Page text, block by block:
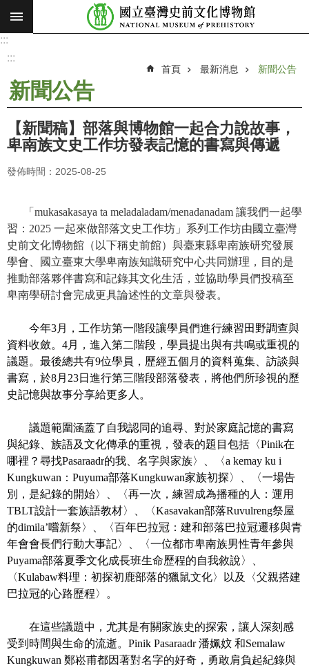
跳到主要內容區塊
搜
願
景
使
命
最
息
參
觀
展
習
探
索
我
們
便
民
服
務
性
別
專
區
:::
:::
首頁 最新消息 新聞公告
新聞公告
【新聞稿】部落與博物館一起合力說故事，
卑南族文史工作坊發表記憶的書寫與傳遞
發佈時間：2025-08-25
「 mukasakasaya ta meladaladam/menadanadam 讓我們一起學
習： 2025 一起來做部落文史工作坊」系列工作坊由國立臺灣
史前文化博物館（以下稱史前館）與臺東縣卑南族研究發展
學會、國立臺東大學卑南族知識研究中心共同辦理，目的是
推動部落夥伴書寫和記錄其文化生活，並協助學員們投稿至
卑南學研討會完成更具論述性的文章與發表。
今年3月，工作坊第一階段讓學員們進行練習田野調查與
資料收斂。 4月，進入第二階段，學員提出與有共鳴或重視的
議題。最後總共有9位學員，歷經五個月的資料蒐集、訪談與
書寫，於8月 23日進行第三階段部落發表，將他們所珍視的歷
史記憶與故事分享給更多人。
議題範圍涵蓋了自我認同的追尋、對於家庭記憶的書寫
與紀錄、族語及文化傳承的重視，發表的題目包括〈Pinik在
哪裡？尋找Pasaraadr的我、名字與家族〉、〈a kemay ku i
Kungkuwan ： Puyuma部落Kungkuwan家族初探〉、〈一場告
別，是紀錄的開始〉、〈再一次，練習成為播種的人：運用
TBLT設計一套族語教材〉、〈Kasavakan部落Ruvulreng祭屋
的dimila’嚐新祭〉、〈百年巴拉冠：建和部落巴拉冠遷移與青
年會會長們行動大事記〉、〈一位都市卑南族男性青年參與
Puyama部落夏季文化成長班生命歷程的自我敘說〉、
〈Kulabaw料理：初探初鹿部落的獵鼠文化〉以及〈父親搭建
巴拉冠的心路歷程〉。
在這些議題中，尤其是有關家族史的探索，讓人深刻感
受到時間與生命的流逝。 Pinik Pasaraadr潘姵妏 和Semalaw
Kungkuwan 鄭崧甫都因著對名字的好奇，勇敢肩負起紀錄與